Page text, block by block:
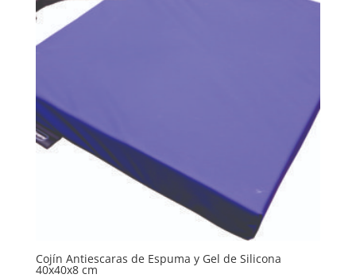
Cojín Antiescaras de Espuma y Gel de Silicona
40x40x8 cm